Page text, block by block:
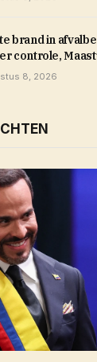
brand in
controle,
8, 2026